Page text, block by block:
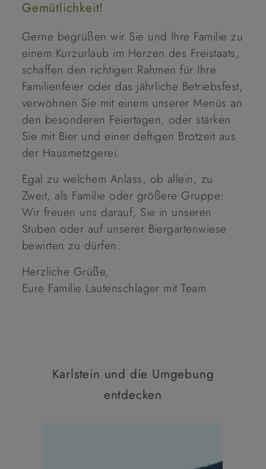
Gemütlichkeit!
Gerne begrüßen wir Sie und Ihre Familie zu
einem Kurzurlaub im Herzen des Freistaats,
schaffen den richtigen Rahmen für Ihre
Familienfeier oder das jährliche Betriebsfest,
verwöhnen Sie mit einem unserer Menüs an
den besonderen Feiertagen, oder stärken
Sie mit Bier und einer deftigen Brotzeit aus
der Hausmetzgerei.
Egal zu welchem Anlass, ob allein, zu
Zweit, als Familie oder größere Gruppe:
Wir freuen uns darauf, Sie in unseren
Stuben oder auf unserer Biergartenwiese
bewirten zu dürfen.
Herzliche Grüße,
Eure Familie Lautenschlager mit Team
Karlstein und die Umgebung
entdecken